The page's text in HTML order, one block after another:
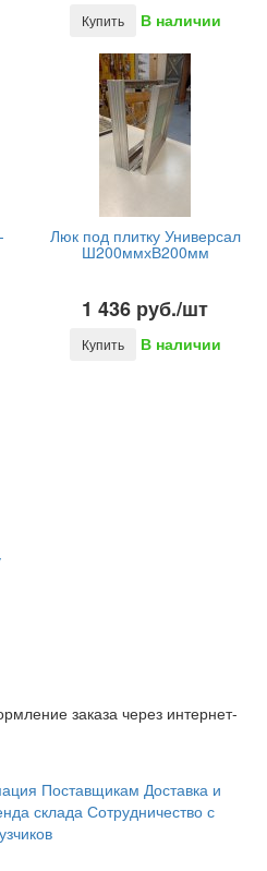
Купить В наличии
Люк под плитку Универсал
Ш200ммхВ200мм
1 436 руб./шт
Купить В наличии
заказа через интернет-
Поставщикам Доставка и
складаСотрудничество с